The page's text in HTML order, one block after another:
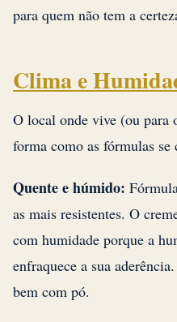
para quem não tem a
Clima e
O local onde vive (ou para
forma como as fórmulas se
Quente e húmido:
as mais resistentes. O
com humidade porque a
enfraquece a sua
bem com pó.